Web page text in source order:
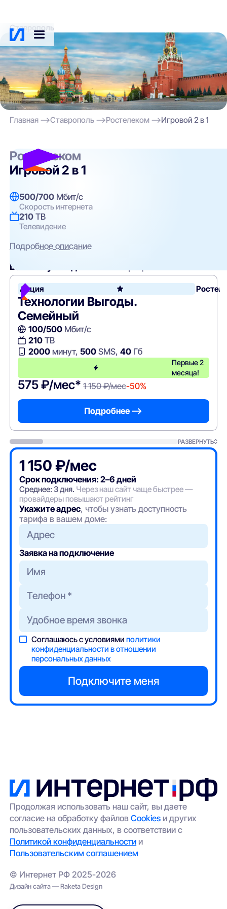
Ставрополь
Главная Ставрополь Ростелеком Игровой 2 в 1
Ростелеком
Игровой 2 в 1
500/700 Мбит/с
Скорость интернета
210 ТВ
Телевидение
Подробное описание
Вам могут подойти
Акция
Технологии Выгоды.
Семейный
100/500Мбит/с
210ТВ
2000минут, 500SMS, 40Гб
Первые 2
месяца!
575 ₽/мес* 1 150 ₽/мес-50%
Подробнее —>
РАЗВЕРНУТЬ
1 150 ₽/мес
Срок подключения: 2–6 дней
Среднее: 3 дня. Через наш сайт чаще быстрее —
провайдеры повышают рейтинг
Укажите адрес, чтобы узнать доступность
тарифа в вашем доме:
Адрес
Заявка на подключение
Соглашаюсь с условиямиполитики
конфиденциальности в отношении
персональных данных
Продолжая использовать наш сайт, вы даете
согласие на обработку файловCookies и других
пользовательских данных, в соответствии с
Политикой конфиденциальности и
Пользовательским соглашением
© Интернет РФ 2025-2026
Дизайн сайта — Raketa Design